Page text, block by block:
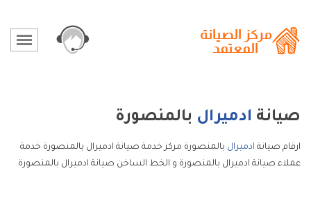
صيانة ادميرال بالمنصورة
ارقام صيانة ادميرال بالمنصورة مركز خدمة صيانة ادميرال بالمنصورة خدمة
عملاء صيانة ادميرال بالمنصورة و الخط الساخن صيانة ادميرال بالمنصورة.